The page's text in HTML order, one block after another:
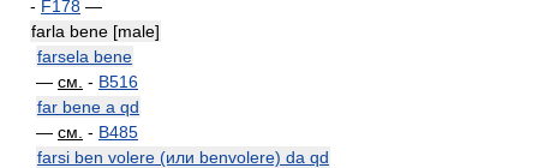
- F178 —
farla bene [male]
farsela bene
— см. - B516
far bene a qd
— см. - B485
farsi ben volere (или benvolere) da qd